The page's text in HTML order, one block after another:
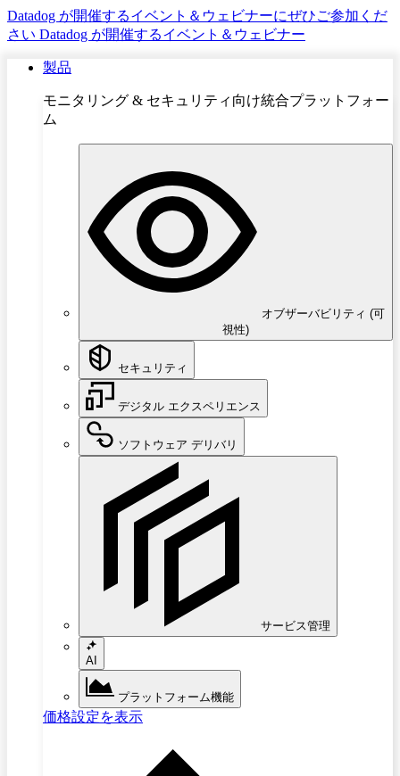
Datadog が開催するイベント＆ウェビナーにぜひご参加くだ
さい Datadog が開催するイベント＆ウェビナー
製品
モニタリング & セキュリティ向け統合プラットフォー
ム
オブザーバビリティ (可
視性)
セキュリティ
デジタル エクスペリエンス
ソフトウェア デリバリ
サービス管理
AI
プラットフォーム機能
価格設定を表示